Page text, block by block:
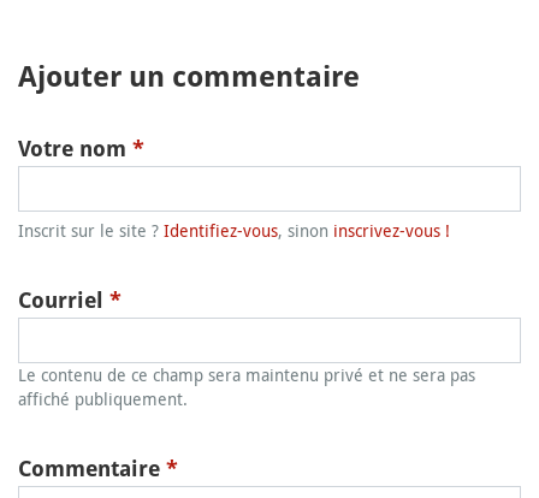
Ajouter un commentaire
Votre nom *
Inscrit sur le site ? Identifiez-vous, sinon inscrivez-vous !
Courriel *
Le contenu de ce champ sera maintenu privé et ne sera pas
affiché publiquement.
Commentaire *